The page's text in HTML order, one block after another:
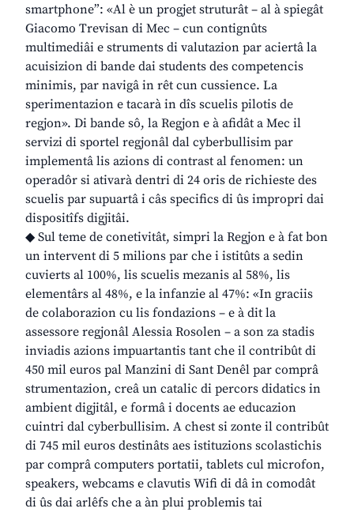
smartphone”: «Al è un progjet struturât – al à spiegât
Giacomo Trevisan di Mec – cun contignûts
multimediâi e struments di valutazion par aciertâ la
acuisizion di bande dai students des competencis
minimis, par navigâ in rêt cun cussience. La
sperimentazion e tacarà in dîs scuelis pilotis de
regjon». Di bande sô, la Regjon e à afidât a Mec il
servizi di sportel regjonâl dal cyberbullisim par
implementâ lis azions di contrast al fenomen: un
operadôr si ativarà dentri di 24 oris de richieste des
scuelis par supuartâ i câs specifics di ûs impropri dai
dispositîfs digjitâi.
◆ Sul teme de conetivitât, simpri la Regjon e à fat bon
un intervent di 5 milions par che i istitûts a sedin
cuvierts al 100%, lis scuelis mezanis al 58%, lis
elementârs al 48%, e la infanzie al 47%: «In graciis
de colaborazion cu lis fondazions – e à dit la
assessore regjonâl Alessia Rosolen – a son za stadis
inviadis azions impuartantis tant che il contribût di
450 mil euros pal Manzini di Sant Denêl par comprâ
strumentazion, creâ un catalic di percors didatics in
ambient digjitâl, e formâ i docents ae educazion
cuintri dal cyberbullisim. A chest si zonte il contribût
di 745 mil euros destinâts aes istituzions scolastichis
par comprâ computers portatii, tablets cul microfon,
speakers, webcams e clavutis Wifi di dâ in comodât
di ûs dai arlêfs che a àn plui problemis tai